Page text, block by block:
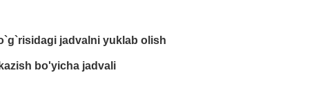
jadvalni yuklab olish
bo'yicha jadvali